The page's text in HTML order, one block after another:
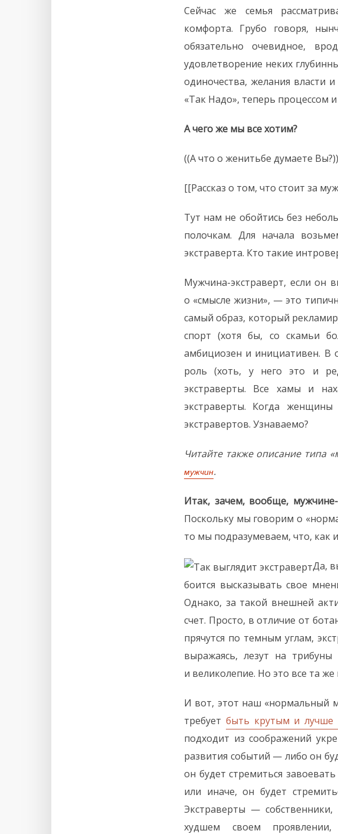
Сейчас же семья
комфорта. Грубо говоря,
обязательно очевидное,
удовлетворение неких
одиночества, желания власти
«Так Надо», теперь процессом
А чего же мы все хотим?
((А что о женитьбе думаете Вы?))
[[Рассказ о том, что стоит за
Тут нам не обойтись без
полочкам. Для начала
экстраверта. Кто такие
Мужчина-экстраверт, если он
о «смысле жизни», — это
самый образ, который
спорт (хотя бы, со скамьи
амбициозен и инициативен. В
роль (хоть, у него это и
экстраверты. Все хамы и
экстраверты. Когда
экстравертов. Узнаваемо?
Читайте также описание типа
мужчин.
Итак, зачем, вообще,
Поскольку мы говорим о
то мы подразумеваем, что, как
Да,
боится высказывать свое
Однако, за такой внешней
счет. Просто, в отличие от
прячутся по темным углам,
выражаясь, лезут на
и великолепие. Но это все та же
И вот, этот наш «нормальный
требует быть крутым и лучше
подходит из соображений
развития событий — либо он
он будет стремиться
или иначе, он будет
Экстраверты —
худшем своем проявлении,